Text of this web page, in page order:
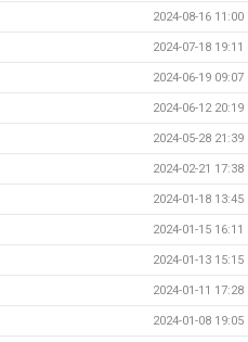
2024-08-16 11:00
2024-07-18 19:11
2024-06-19 09:07
2024-06-12 20:19
2024-05-28 21:39
2024-02-21 17:38
2024-01-18 13:45
2024-01-15 16:11
2024-01-13 15:15
2024-01-11 17:28
2024-01-08 19:05